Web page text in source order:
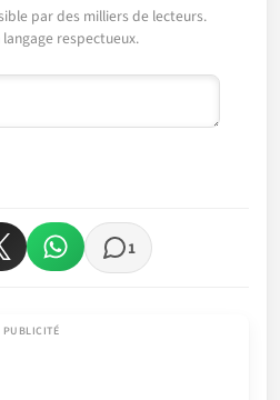
par des milliers de lecteurs.
respectueux.
1